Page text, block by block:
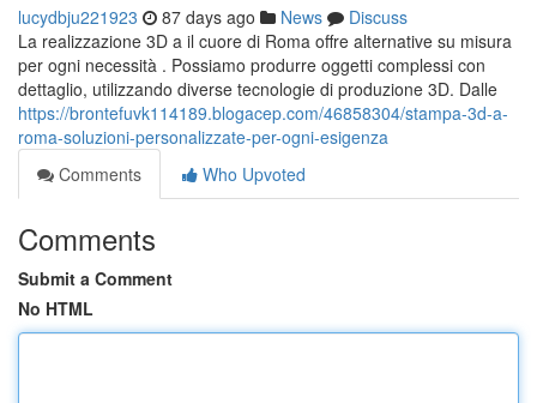
lucydbju221923 87 days ago News
Discuss
La realizzazione 3D a il cuore di Roma offre alternative su misura
per ogni necessità . Possiamo produrre oggetti complessi con
dettaglio, utilizzando diverse tecnologie di produzione 3D. Dalle
https://brontefuvk114189.blogacep.com/46858304/stampa-3d-a-
roma-soluzioni-personalizzate-per-ogni-esigenza
Comments
Who Upvoted
Comments
Submit a Comment
No HTML